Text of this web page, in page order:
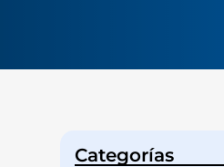
Categorías